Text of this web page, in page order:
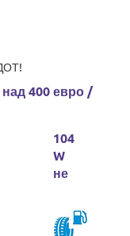
400 евро /
104
W
не